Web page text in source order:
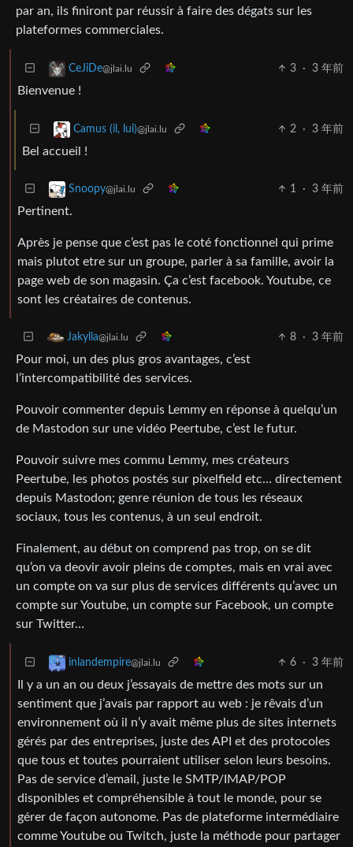
par an, ils finiront par réussir à faire des dégats sur les
plateformes commerciales.
CeJiDe@jlai.lu 3 · 3 年前
Bienvenue !
Camus (il, lui)@jlai.lu 2 · 3 年前
Bel accueil !
Snoopy@jlai.lu 1 · 3 年前
Pertinent.
Après je pense que c’est pas le coté fonctionnel qui prime
mais plutot etre sur un groupe, parler à sa famille, avoir la
page web de son magasin. Ça c’est facebook. Youtube, ce
sont les créataires de contenus.
Jakylla@jlai.lu 8 · 3 年前
Pour moi, un des plus gros avantages, c’est
l’intercompatibilité des services.
Pouvoir commenter depuis Lemmy en réponse à quelqu’un
de Mastodon sur une vidéo Peertube, c’est le futur.
Pouvoir suivre mes commu Lemmy, mes créateurs
Peertube, les photos postés sur pixelfield etc… directement
depuis Mastodon; genre réunion de tous les réseaux
sociaux, tous les contenus, à un seul endroit.
Finalement, au début on comprend pas trop, on se dit
qu’on va deovir avoir pleins de comptes, mais en vrai avec
un compte on va sur plus de services différents qu’avec un
compte sur Youtube, un compte sur Facebook, un compte
sur Twitter…
inlandempire@jlai.lu 6 · 3 年前
Il y a un an ou deux j’essayais de mettre des mots sur un
sentiment que j’avais par rapport au web : je rêvais d’un
environnement où il n’y avait même plus de sites internets
gérés par des entreprises, juste des API et des protocoles
que tous et toutes pourraient utiliser selon leurs besoins.
Pas de service d’email, juste le SMTP/IMAP/POP
disponibles et compréhensible à tout le monde, pour se
gérer de façon autonome. Pas de plateforme intermédiaire
comme Youtube ou Twitch, juste la méthode pour partager